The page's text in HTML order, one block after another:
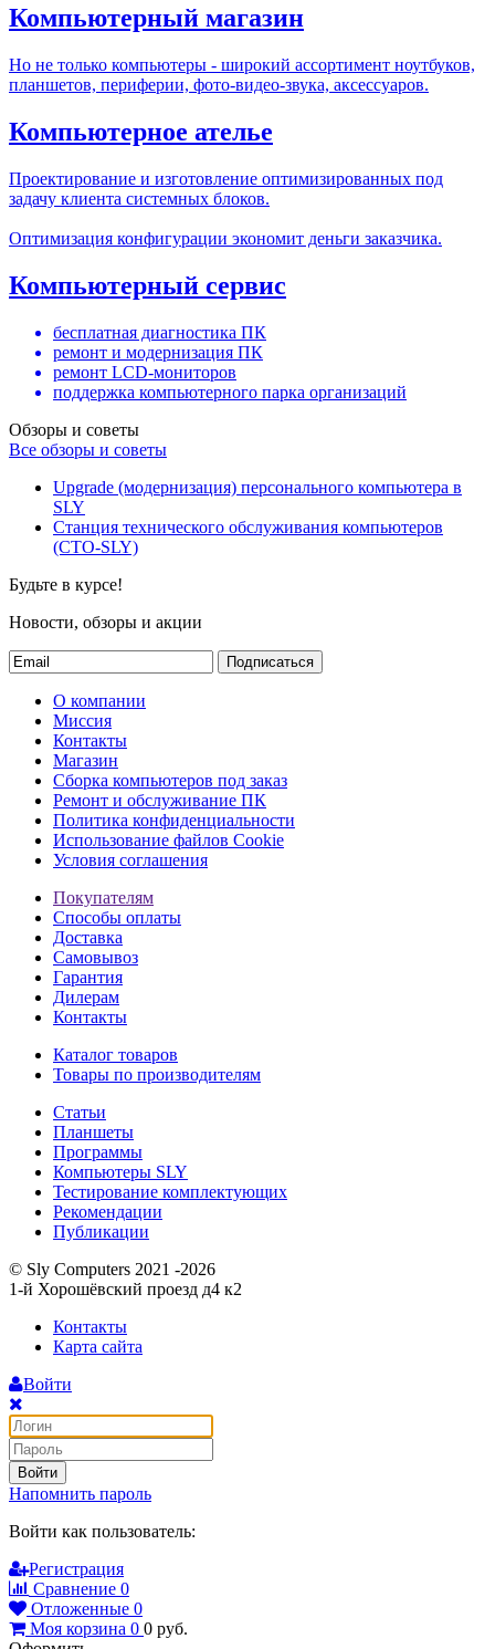
Компьютерный магазин
Но не только компьютеры - широкий ассортимент ноутбуков,
планшетов, периферии, фото-видео-звука, аксессуаров.
Компьютерное ателье
Проектирование и изготовление оптимизированных под
задачу клиента системных блоков.
Оптимизация конфигурации экономит деньги заказчика.
Компьютерный сервис
бесплатная диагностика ПК
ремонт и модернизация ПК
ремонт LCD-мониторов
поддержка компьютерного парка организаций
Обзоры и советы
Все обзоры и советы
Upgrade (модернизация) персонального компьютера в
SLY
Станция технического обслуживания компьютеров
(СТО-SLY)
Будьте в курсе!
Новости, обзоры и акции
Подписаться
О компании
Миссия
Контакты
Магазин
Сборка компьютеров под заказ
Ремонт и обслуживание ПК
Политика конфиденциальности
Использование файлов Cookie
Условия соглашения
Покупателям
Способы оплаты
Доставка
Самовывоз
Гарантия
Дилерам
Контакты
Каталог товаров
Товары по производителям
Статьи
Планшеты
Программы
Компьютеры SLY
Тестирование комплектующих
Рекомендации
Публикации
© Sly Computers 2021 -2026
1-й Хорошёвский проезд д4 к2
Контакты
Карта сайта
Войти
Войти
Напомнить пароль
Войти как пользователь:
Регистрация
Сравнение 0
Отложенные 0
Моя корзина 0 0 руб.